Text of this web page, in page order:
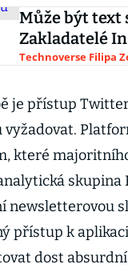
Může být text
Zakladatelé
Technoverse Filipa
je přístup
vyžadovat.
které
skupina
newsletterovou
přístup k
dost